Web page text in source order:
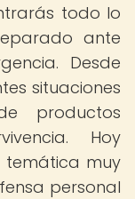
todo lo
ante
Desde
situaciones
productos
Hoy
temática muy
personal